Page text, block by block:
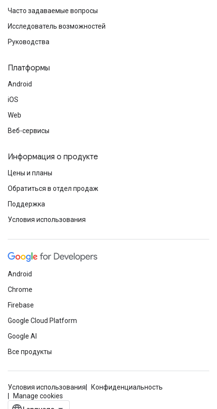
Часто задаваемые вопросы
Исследователь возможностей
Руководства
Платформы
Android
iOS
Web
Веб-сервисы
Информация о продукте
Цены и планы
Обратиться в отдел продаж
Поддержка
Условия использования
Android
Chrome
Firebase
Google Cloud Platform
Google AI
Все продукты
Условия использования
Конфиденциальность
Manage cookies